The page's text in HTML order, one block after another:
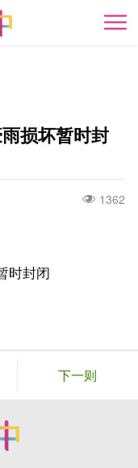
开
损坏暂时封
1362
时封闭
下一则